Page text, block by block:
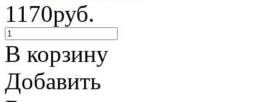
1170руб.
В корзину
Добавить